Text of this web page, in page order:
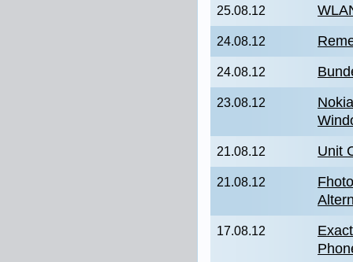
25.08.12
24.08.12
24.08.12
23.08.12
21.08.12 Unit
21.08.12
17.08.12